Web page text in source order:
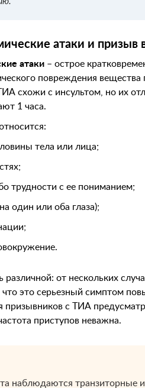
атаки и призыв
атаки – острое
повреждения
схожи с инсультом, но их
1 часа.
тела или лица;
трудности с ее пониманием;
один или оба глаза);
от нескольких
это серьезный симптом
призывников с ТИА
приступов неважна.
наблюдаются транзиторные